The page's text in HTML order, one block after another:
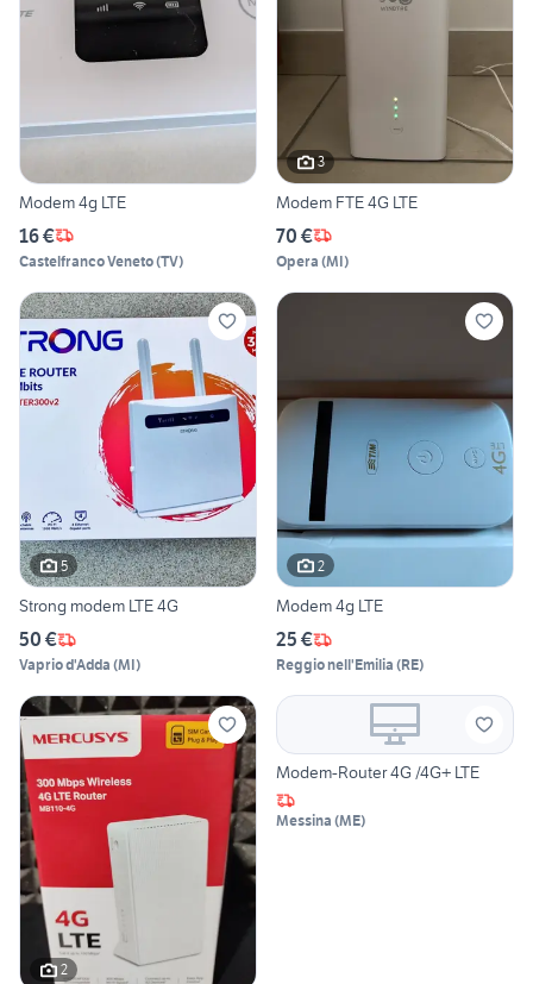
Modem 4g LTE
16 €
Castelfranco Veneto(TV)
3
Modem FTE 4G LTE
70 €
Opera (MI)
5
Strong modem LTE 4G
50 €
Vaprio d'Adda (MI)
2
Modem 4g LTE
25 €
Reggio nell'Emilia (RE)
2
Modem-Router 4G /4G+ LTE
Messina (ME)